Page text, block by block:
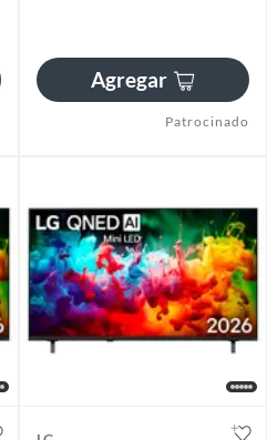
Agregar
Patrocinado